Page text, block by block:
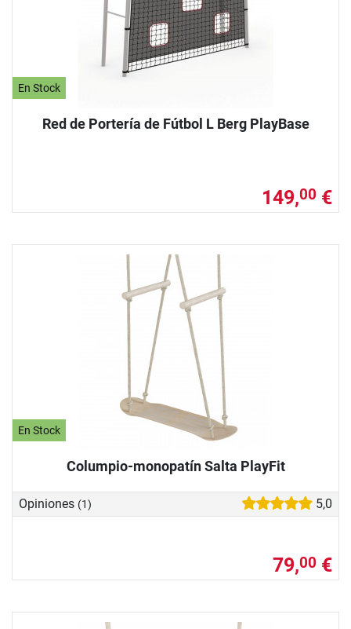
En Stock
Red de Portería de Fútbol L Berg PlayBase
149,00 €
En Stock
Columpio-monopatín Salta PlayFit
Opiniones (1) 5,0
79,00 €